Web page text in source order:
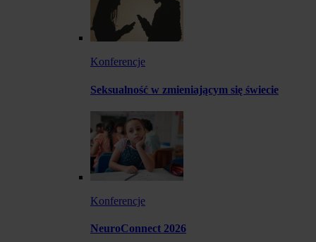
Konferencje
Seksualność w zmieniającym się świecie
Konferencje
NeuroConnect 2026